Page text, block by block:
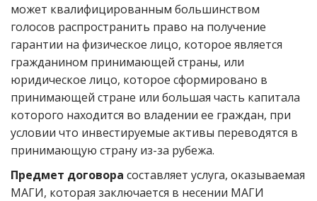
может квалифицированным большинством
голосов распространить право на получение
гарантии на физическое лицо, которое является
гражданином принимающей страны, или
юридическое лицо, которое сформировано в
принимающей стране или большая часть капитала
которого находится во владении ее граждан, при
условии что инвестируемые активы переводятся в
принимающую страну из-за рубежа.
Предмет договора составляет услуга, оказываемая
МАГИ, которая заключается в несении МАГИ